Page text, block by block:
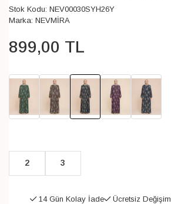
Stok Kodu: NEV00030SYH26Y
Marka: NEVMİRA
899,00 TL
2 3
14 Gün Kolay İade Ücretsiz Değişim